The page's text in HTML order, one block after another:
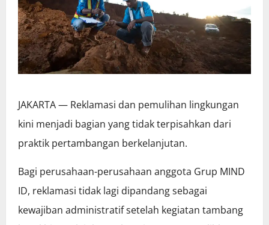
JAKARTA — Reklamasi dan pemulihan lingkungan
kini menjadi bagian yang tidak terpisahkan dari
praktik pertambangan berkelanjutan.
Bagi perusahaan-perusahaan anggota Grup MIND
ID, reklamasi tidak lagi dipandang sebagai
kewajiban administratif setelah kegiatan tambang